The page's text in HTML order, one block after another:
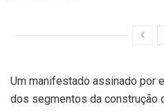
Um manifestado assinado por
dos segmentos da construção